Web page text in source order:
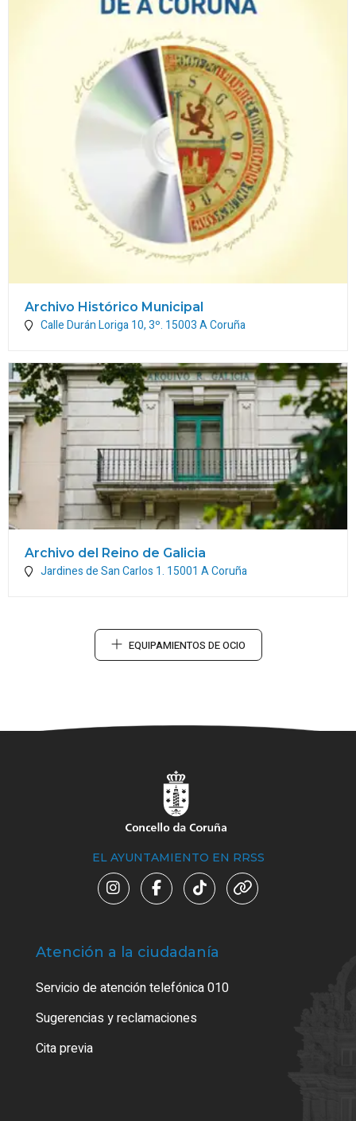
Archivo Histórico Municipal
Calle Durán Loriga 10, 3º. 15003A Coruña
Archivo del Reino de Galicia
Jardines de San Carlos 1. 15001 A Coruña
EQUIPAMIENTOS DE OCIO
EL AYUNTAMIENTO EN RRSS
Atención a la ciudadanía
Servicio de atención telefónica 010
Sugerencias y reclamaciones
Cita previa